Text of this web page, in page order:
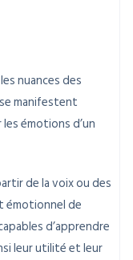
nuances des
manifestent
émotions d’un
de la voix ou des
émotionnel de
d’apprendre
leur utilité et leur